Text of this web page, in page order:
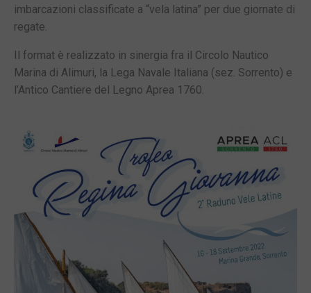
imbarcazioni classificate a “vela latina” per due giornate di
regate.
Il format è realizzato in sinergia fra il Circolo Nautico
Marina di Alimuri, la Lega Navale Italiana (sez. Sorrento) e
l’Antico Cantiere del Legno Aprea 1760.